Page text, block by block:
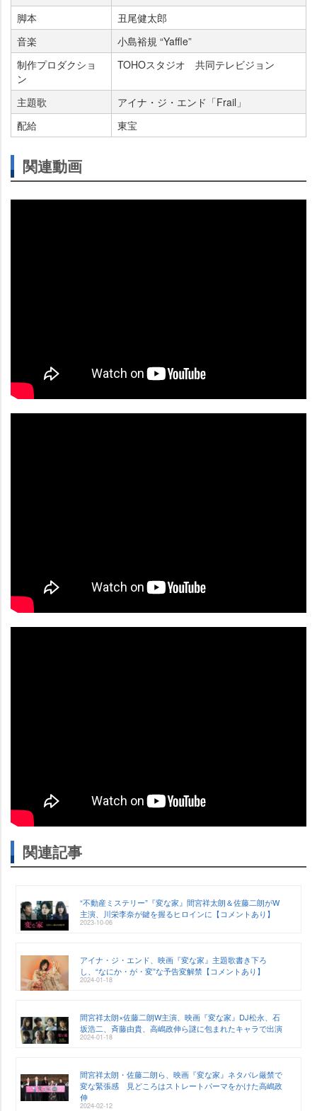
脚本
丑尾健太郎
音楽
小島裕規 “Yaffle”
制作プロダクショ
ン
TOHOスタジオ 共同テレビジョン
主題歌
アイナ・ジ・エンド「Frail」
配給
東宝
関連動画
関連記事
“不動産ミステリー”『変な家』間宮祥太朗＆佐藤二朗がW
主演、川栄李奈が鍵を握るヒロインに【コメントあり】
2023-10-06
アイナ・ジ・エンド、映画『変な家』主題歌書き下ろ
し、“なにか・が・変”な予告変解禁【コメントあり】
2024-01-18
間宮祥太朗×佐藤二朗W主演、映画『変な家』DJ松永、石
坂浩二、斉藤由貴、高嶋政伸ら謎に包まれたキャラで出演
2024-01-18
間宮祥太朗・佐藤二朗ら、映画『変な家』ネタバレ厳禁で
変な緊張感 見どころはストレートパーマをかけた高嶋政
伸
2024-02-12